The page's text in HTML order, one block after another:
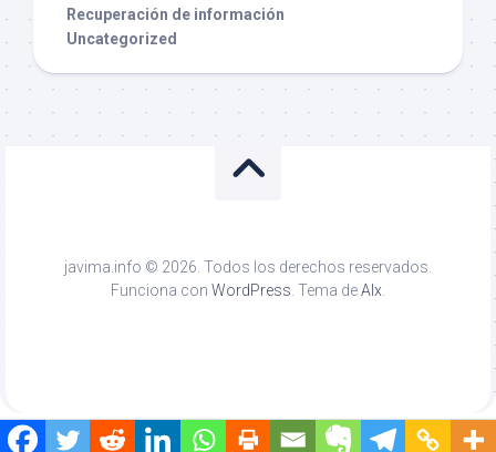
Recuperación de información
Uncategorized
javima.info © 2026. Todos los derechos reservados.
Funciona con WordPress . Tema deAlx